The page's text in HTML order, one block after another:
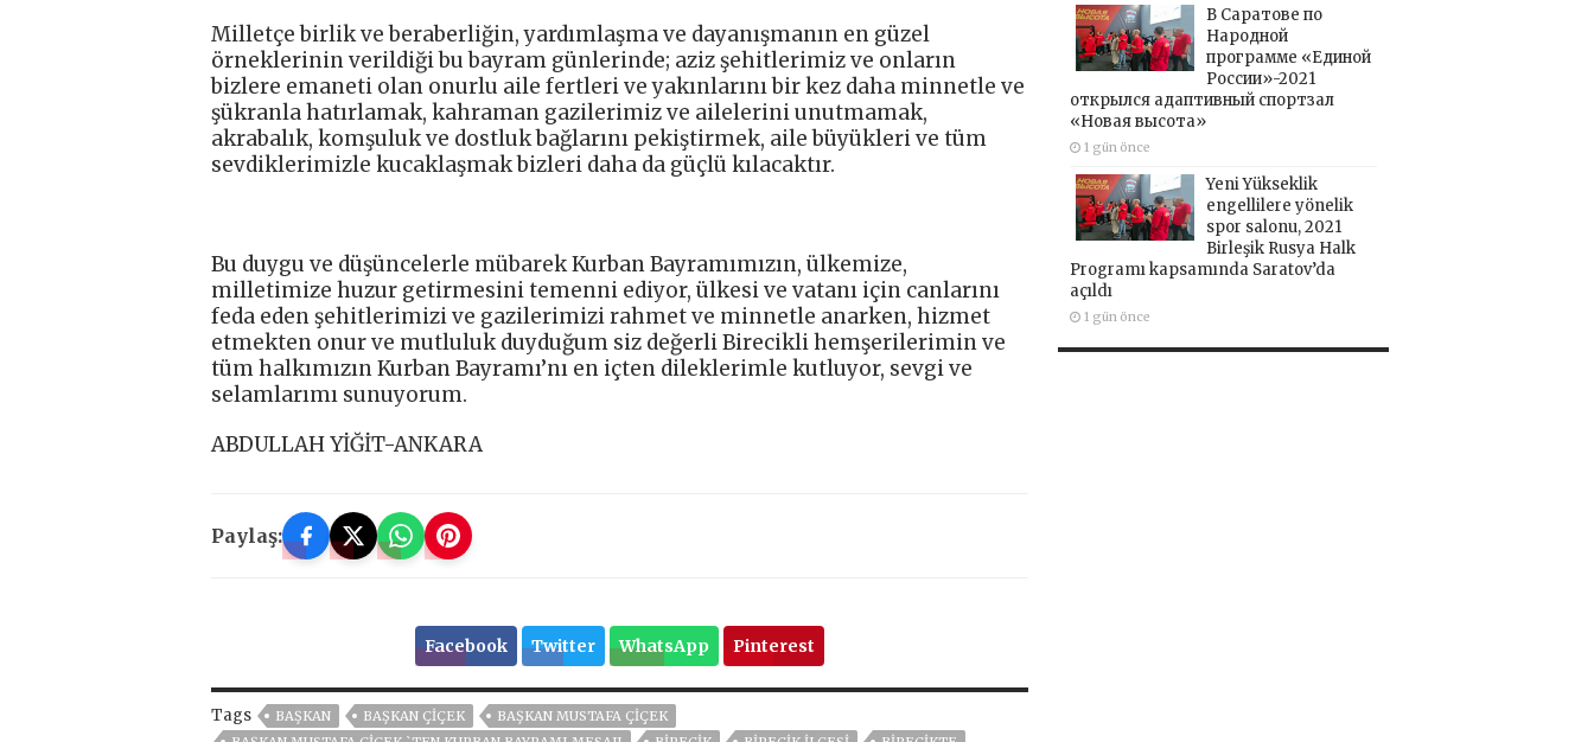
Milletçe birlik ve beraberliğin, yardımlaşma ve dayanışmanın en güzel
örneklerinin verildiği bu bayram günlerinde; aziz şehitlerimiz ve onların
bizlere emaneti olan onurlu aile fertleri ve yakınlarını bir kez daha minnetle ve
şükranla hatırlamak, kahraman gazilerimiz ve ailelerini unutmamak,
akrabalık, komşuluk ve dostluk bağlarını pekiştirmek, aile büyükleri ve tüm
sevdiklerimizle kucaklaşmak bizleri daha da güçlü kılacaktır.
Bu duygu ve düşüncelerle mübarek Kurban Bayramımızın, ülkemize,
milletimize huzur getirmesini temenni ediyor, ülkesi ve vatanı için canlarını
feda eden şehitlerimizi ve gazilerimizi rahmet ve minnetle anarken, hizmet
etmekten onur ve mutluluk duyduğum siz değerli Birecikli hemşerilerimin ve
tüm halkımızın Kurban Bayramı’nı en içten dileklerimle kutluyor, sevgi ve
selamlarımı sunuyorum.
ABDULLAH YİĞİT-ANKARA
Paylaş:
Facebook Twitter WhatsApp Pinterest
Tags BAŞKAN BAŞKAN ÇIÇEK
BAŞKAN MUSTAFA ÇİÇEK
В Саратове по
Народной
программе «Единой
России»-2021
открылся адаптивный спортзал
«Новая высота»
1 gün önce
Yeni Yükseklik
engellilere yönelik
spor salonu, 2021
Birleşik Rusya Halk
Programı kapsamında Saratov’da
açıldı
1 gün önce